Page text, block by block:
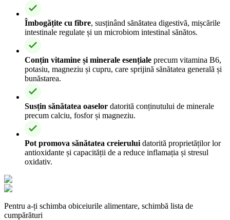
Îmbogățite cu fibre, susținând sănătatea digestivă, mișcările
intestinale regulate și un microbiom intestinal sănătos.
Conțin vitamine și minerale esențiale precum vitamina B6,
potasiu, magneziu și cupru, care sprijină sănătatea generală și
bunăstarea.
Susțin sănătatea oaselor datorită conținutului de minerale
precum calciu, fosfor și magneziu.
Pot promova sănătatea creierului datorită proprietăților lor
antioxidante și capacității de a reduce inflamația și stresul
oxidativ.
Pentru a-ți schimba obiceiurile alimentare, schimbă lista de
cumpărături